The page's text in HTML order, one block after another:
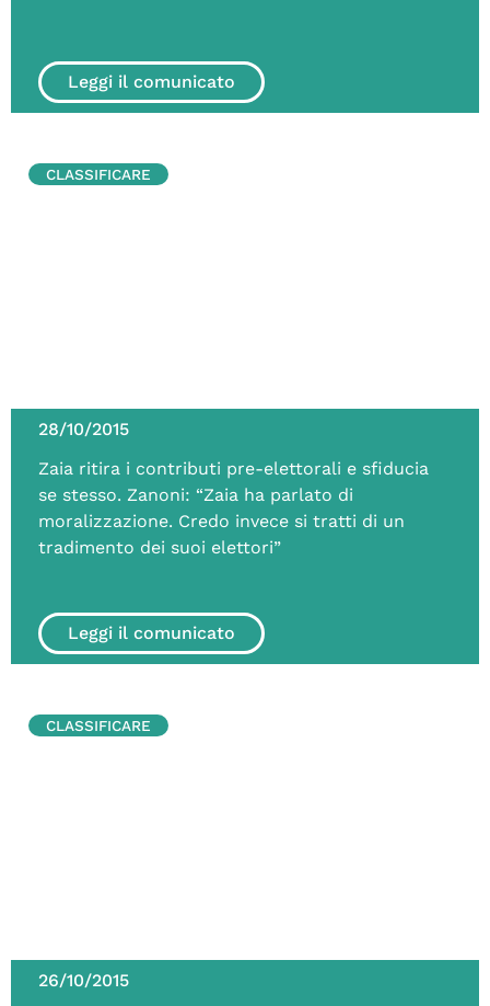
Leggi il comunicato
28/10/2015
Zaia ritira i contributi pre-elettorali e sfiducia
se stesso. Zanoni: “Zaia ha parlato di
moralizzazione. Credo invece si tratti di un
tradimento dei suoi elettori”
Leggi il comunicato
CLASSIFICARE
26/10/2015
CLASSIFICARE